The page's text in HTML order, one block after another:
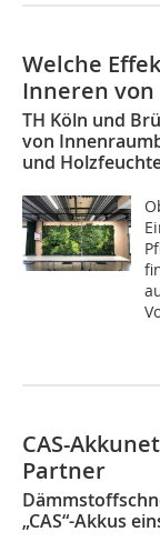
Welche
Inneren von
TH Köln und
von
und
CAS-
Partner
„CAS“-Akkus